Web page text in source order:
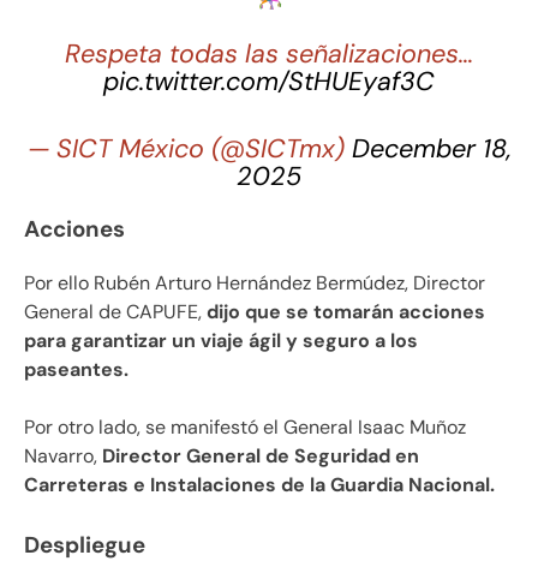
Respeta todas las señalizaciones…
pic.twitter.com/StHUEyaf3C
— SICT México (@SICTmx) December 18,
2025
Acciones
Por ello Rubén Arturo Hernández Bermúdez, Director
General de CAPUFE,dijo que se tomarán acciones
para garantizar un viaje ágil y seguro a los
paseantes.
Por otro lado, se manifestó el General Isaac Muñoz
Navarro, Director General de Seguridad en
Carreteras e Instalaciones de la Guardia Nacional.
Despliegue